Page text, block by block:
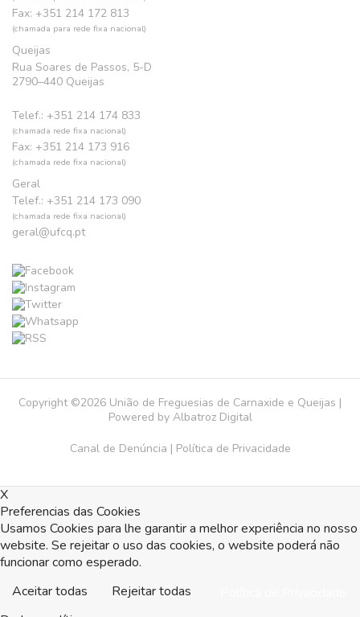
Fax: +351 214 172 813
(chamada para rede fixa nacional)
Queijas
Rua Soares de Passos, 5-D
2790–440 Queijas
Telef.: +351 214 174 833
(chamada rede fixa nacional)
Fax: +351 214 173 916
(chamada rede fixa nacional)
Geral
Telef.: +351 214 173 090
(chamada rede fixa nacional)
geral@ufcq.pt
Copyright ©2026 União de Freguesias de Carnaxide e Queijas |
Powered by Albatroz Digital
Canal de Denúncia | Política de Privacidade
X
Preferencias das Cookies
Usamos Cookies para lhe garantir a melhor experiência no nosso
website. Se rejeitar o uso das cookies, o website poderá não
funcionar como esperado.
Aceitar todas
Rejeitar todas